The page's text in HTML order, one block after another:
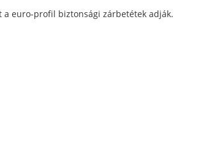
euro-profil biztonsági zárbetétek adják.